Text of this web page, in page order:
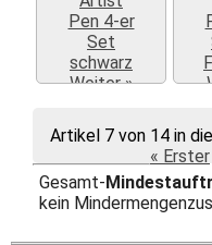
Weiter »
Artikel 7 von 14 in
« Erster
Gesamt-
kein